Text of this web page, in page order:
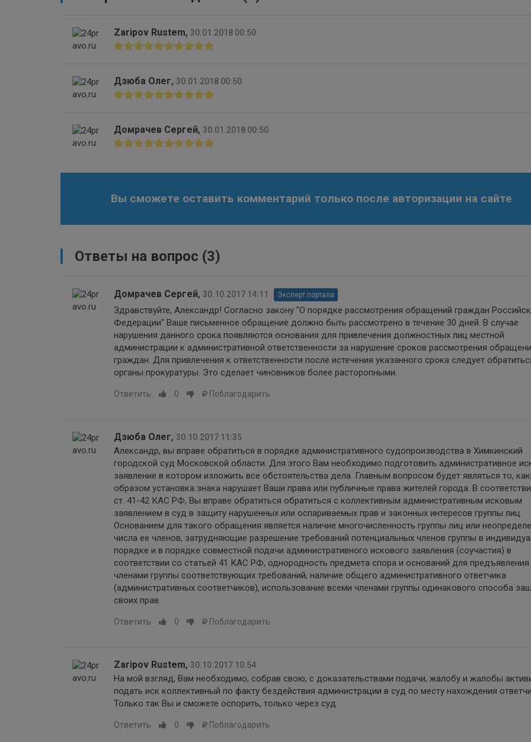
Zaripov Rustem, 30.01.2018 00:50
Дзюба Олег, 30.01.2018 00:50
Домрачев Сергей, 30.01.2018 00:50
Вы сможете оставить комментарий только после авторизации на сайте
Ответы на вопрос (3)
Домрачев Сергей, 30.10.2017 14:11 Эксперт портала
Здравствуйте, Александр! Согласно закону "О порядке рассмотрения обращений граждан
Федерации" Ваше письменное обращение должно быть рассмотрено в течение 30 дней. В случае
нарушения данного срока появляются основания для привлечения должностных лиц местной
администрации к административной ответственности за нарушение сроков рассмотрения
граждан. Для привлечения к ответственности после истечения указанного срока следует
органы прокуратуры. Это сделает чиновников более расторопными.
Ответить 0 Поблагодарить
Дзюба Олег, 30.10.2017 11:35
Александр, вы вправе обратиться в порядке административного судопроизводства в Химкинский
городской суд Московской области. Для этого Вам необходимо подготовить административное
заявление в котором изложить все обстоятельства дела. Главным вопросом будет являться то,
образом установка знака нарушает Ваши права или публичные права жителей города. В
ст. 41-42 КАС РФ, Вы вправе обратиться обратиться с коллективным административным исковым
заявлением в суд в защиту нарушенных или оспариваемых прав и законных интересов группы лиц.
Основанием для такого обращения является наличие многочисленность группы лиц или
числа ее членов, затрудняющие разрешение требований потенциальных членов группы в
порядке и в порядке совместной подачи административного искового заявления (соучастия) в
соответствии со статьей 41 КАС РФ, однородность предмета спора и оснований для предъявления
членами группы соответствующих требований, наличие общего административного ответчика
(административных соответчиков), использование всеми членами группы одинакового способа
своих прав.
Ответить 0 Поблагодарить
Zaripov Rustem, 30.10.2017 10:54
На мой взгляд, Вам необходимо, собрав свою, с доказательствами подачи, жалобу и жалобы
подать иск коллективный по факту бездействия администрации в суд по месту нахождения
Только так Вы и сможете оспорить, только через суд.
Ответить 0 Поблагодарить